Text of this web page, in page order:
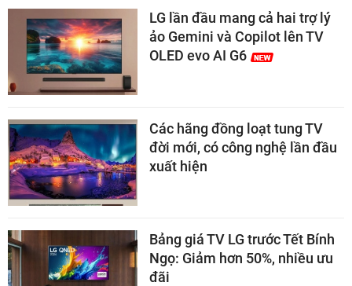
LG lần đầu mang cả hai trợ lý
ảo Gemini và Copilot lên TV
OLED evo AI G6
Các hãng đồng loạt tung TV
đời mới, có công nghệ lần đầu
xuất hiện
Bảng giá TV LG trước Tết Bính
Ngọ: Giảm hơn 50%, nhiều ưu
đãi